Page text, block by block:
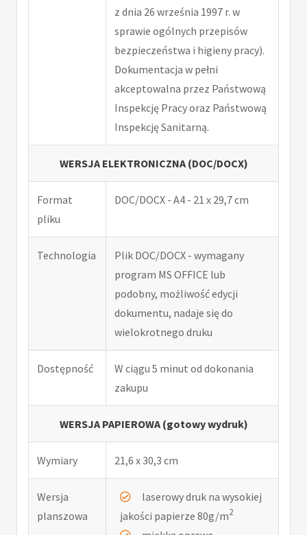
z dnia 26 września 1997 r. w
sprawie ogólnych przepisów
bezpieczeństwa i higieny pracy).
Dokumentacja w pełni
akceptowalna przez Państwową
Inspekcję Pracy oraz Państwową
Inspekcję Sanitarną.
WERSJA ELEKTRONICZNA (DOC/DOCX)
Format
pliku
DOC/DOCX - A4 - 21 x 29,7 cm
Technologia
Plik DOC/DOCX - wymagany
program MS OFFICE lub
podobny, możliwość edycji
dokumentu, nadaje się do
wielokrotnego druku
Dostępność
W ciągu 5 minut od dokonania
zakupu
WERSJA PAPIEROWA (gotowy wydruk)
Wymiary 21,6 x 30,3 cm
Wersja
planszowa
laserowy druk na wysokiej
jakości papierze 80g/m2